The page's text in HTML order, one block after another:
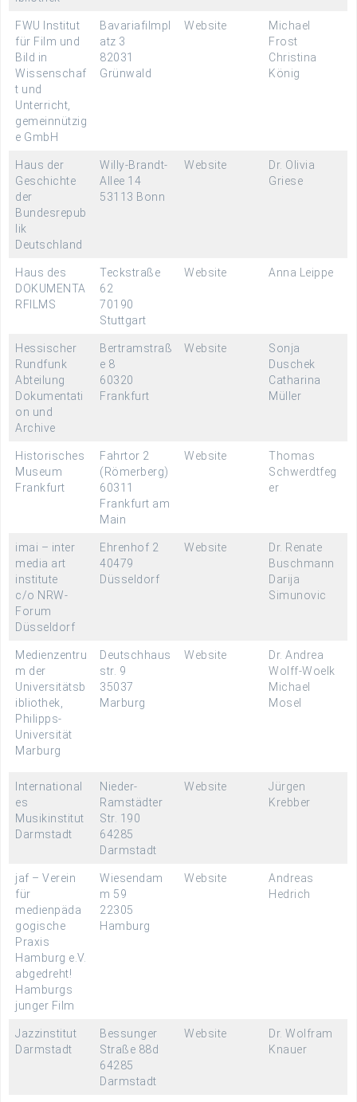
FWU Institut
für Film und
Bild in
Wissenschaf
t und
Unterricht,
gemeinnützig
e GmbH
Bavariafilmpl
atz 3
82031
Grünwald
Website
Michael
Frost
Christina
König
Haus der
Geschichte
der
Bundesrepub
lik
Deutschland
Willy-Brandt-
Allee 14
53113 Bonn
Website
Dr. Olivia
Griese
Haus des
DOKUMENTA
RFILMS
Teckstraße
62
70190
Stuttgart
Website Anna Leippe
Hessischer
Rundfunk
Abteilung
Dokumentati
on und
Archive
Bertramstraß
e 8
60320
Frankfurt
Website
Sonja
Duschek
Catharina
Müller
Historisches
Museum
Frankfurt
Fahrtor 2
(Römerberg)
60311
Frankfurt am
Main
Website
Thomas
Schwerdtfeg
er
imai – inter
media art
institute
c/o NRW-
Forum
Düsseldorf
Ehrenhof 2
40479
Düsseldorf
Website
Dr. Renate
Buschmann
Darija
Simunovic
Medienzentru
m der
Universitätsb
ibliothek,
Philipps-
Universität
Marburg
Deutschhaus
str. 9
35037
Marburg
Website
Dr. Andrea
Wolff-Woelk
Michael
Mosel
International
es
Musikinstitut
Darmstadt
Nieder-
Ramstädter
Str. 190
64285
Darmstadt
Website
Jürgen
Krebber
jaf – Verein
für
medienpäda
gogische
Praxis
Hamburg e.V.
abgedreht!
Hamburgs
junger Film
Wiesendam
m 59
22305
Hamburg
Website
Andreas
Hedrich
Jazzinstitut
Darmstadt
Bessunger
Straße 88d
64285
Darmstadt
Website
Dr. Wolfram
Knauer